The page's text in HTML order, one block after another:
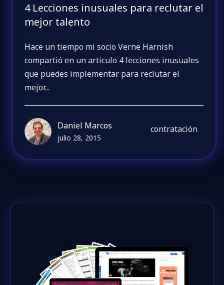
4 Lecciones inusuales para reclutar el
mejor talento
Hace un tiempo mi socio Verne Harnish
compartió en un articulo 4 lecciones inusuales
que puedes implementar para reclutar el
mejor...
Daniel Marcos
julio 28, 2015
contratación